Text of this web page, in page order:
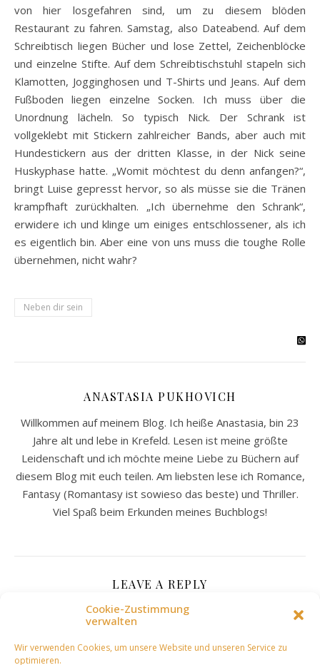
Cookie-Zustimmung
verwalten
Wir verwenden Cookies, um unsere Website und unseren Service zu
optimieren.
von hier losgefahren sind, um zu diesem blöden
Restaurant zu fahren. Samstag, also Dateabend. Auf dem
Schreibtisch liegen Bücher und lose Zettel, Zeichenblöcke
und einzelne Stifte. Auf dem Schreibtischstuhl stapeln sich
Klamotten, Jogginghosen und T-Shirts und Jeans. Auf dem
Fußboden liegen einzelne Socken. Ich muss über die
Unordnung lächeln. So typisch Nick. Der Schrank ist
vollgeklebt mit Stickern zahlreicher Bands, aber auch mit
Hundestickern aus der dritten Klasse, in der Nick seine
Huskyphase hatte. „Womit möchtest du denn anfangen?“,
bringt Luise gepresst hervor, so als müsse sie die Tränen
krampfhaft zurückhalten. „Ich übernehme den Schrank“,
erwidere ich und klinge um einiges entschlossener, als ich
es eigentlich bin. Aber eine von uns muss die toughe Rolle
übernehmen, nicht wahr?
Neben dir sein
ANASTASIA PUKHOVICH
Willkommen auf meinem Blog. Ich heiße Anastasia, bin 23
Jahre alt und lebe in Krefeld. Lesen ist meine größte
Leidenschaft und ich möchte meine Liebe zu Büchern auf
diesem Blog mit euch teilen. Am liebsten lese ich Romance,
Fantasy (Romantasy ist sowieso das beste) und Thriller.
Viel Spaß beim Erkunden meines Buchblogs!
LEAVE A REPLY
Erforderliche Felder sind mit *markiert